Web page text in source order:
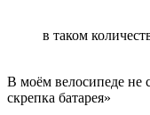
в таком
В моём велосипеде не
скрепка батарея»